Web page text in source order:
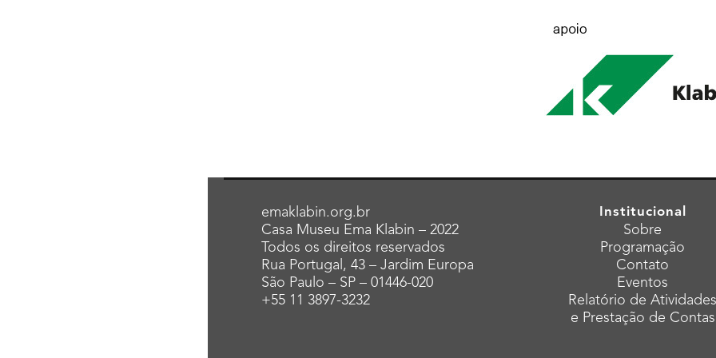
emaklabin.org.br
Casa Museu Ema Klabin – 2022
Todos os direitos reservados
Rua Portugal, 43 – Jardim Europa
São Paulo – SP – 01446-020
+55 11 3897-3232
Institucional
Sobre
Programação
Contato
Eventos
Relatório de
e Prestação de Contas